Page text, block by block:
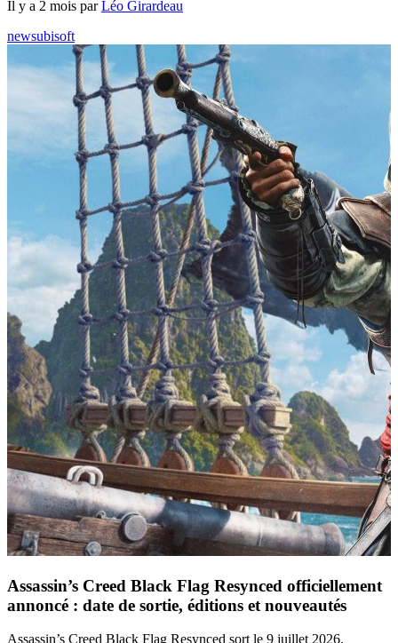
Il y a 2 mois parLéo Girardeau
newsubisoft
Assassin’s Creed Black Flag Resynced officiellement
annoncé : date de sortie, éditions et nouveautés
Assassin’s Creed Black Flag Resynced sort le 9 juillet 2026.